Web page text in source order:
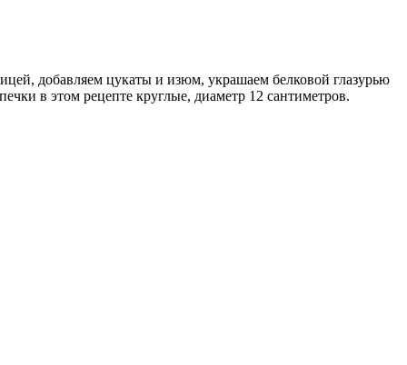
добавляем цукаты и изюм, украшаем белковой глазурью
в этом рецепте круглые, диаметр 12 сантиметров.